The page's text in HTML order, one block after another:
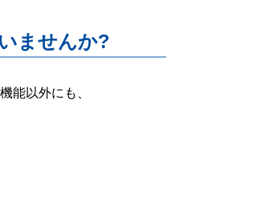
ませんか?
能以外にも、